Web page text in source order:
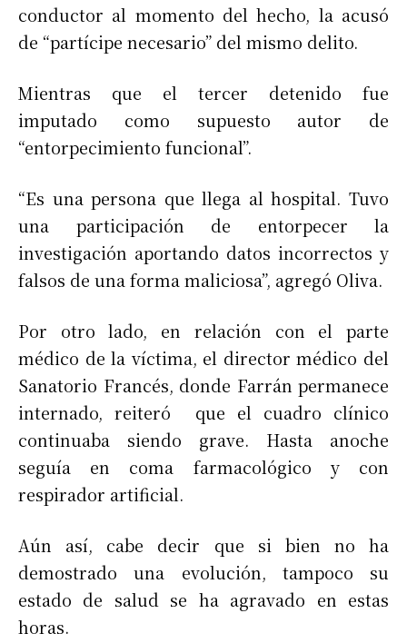
conductor al momento del hecho, la acusó
de “partícipe necesario” del mismo delito.
Mientras que el tercer detenido fue
imputado como supuesto autor de
“entorpecimiento funcional”.
“Es una persona que llega al hospital. Tuvo
una participación de entorpecer la
investigación aportando datos incorrectos y
falsos de una forma maliciosa”, agregó Oliva.
Por otro lado, en relación con el parte
médico de la víctima, el director médico del
Sanatorio Francés, donde Farrán permanece
internado, reiteró que el cuadro clínico
continuaba siendo grave. Hasta anoche
seguía en coma farmacológico y con
respirador artificial.
Aún así, cabe decir que si bien no ha
demostrado una evolución, tampoco su
estado de salud se ha agravado en estas
horas.